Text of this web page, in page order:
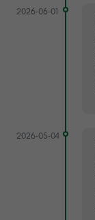
2026-06-01
2026-05-04